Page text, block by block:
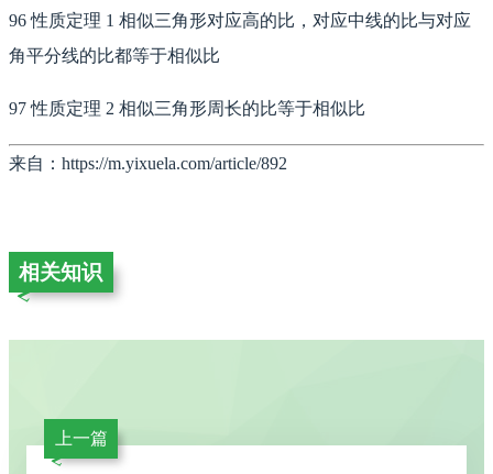
96 性质定理 1 相似三角形对应高的比，对应中线的比与对应
角平分线的比都等于相似比
97 性质定理 2 相似三角形周长的比等于相似比
来自：https://m.yixuela.com/article/892
相关知识
上一篇